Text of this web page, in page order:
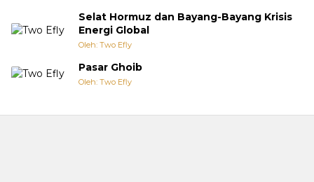
Selat Hormuz dan Bayang-Bayang Krisis
Energi Global
Oleh: Two Efly
Pasar Ghoib
Oleh: Two Efly